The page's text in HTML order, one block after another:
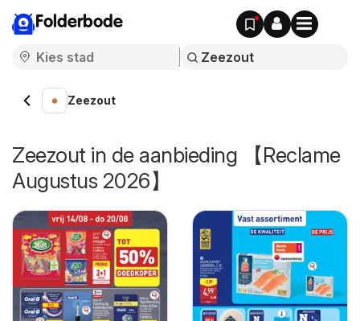
Folderbode
Zeezout
Zeezout in de aanbieding 【Reclame
Augustus 2026】